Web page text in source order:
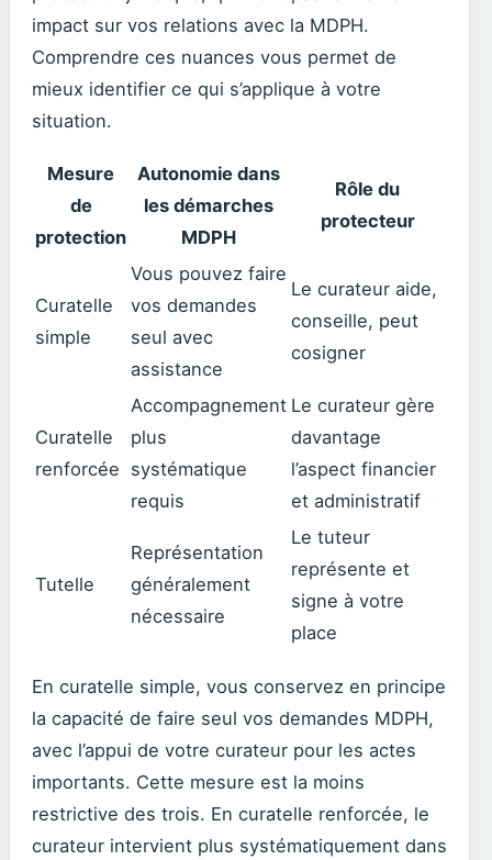
impact sur vos relations avec la MDPH.
Comprendre ces nuances vous permet de
mieux identifier ce qui s’applique à votre
situation.
Mesure
de
protection
Autonomie dans
les démarches
MDPH
Rôle du
protecteur
Curatelle
simple
Vous pouvez faire
vos demandes
seul avec
assistance
Le curateur aide,
conseille, peut
cosigner
Curatelle
renforcée
Accompagnement
plus
systématique
requis
Le curateur gère
davantage
l’aspect financier
et administratif
Tutelle
Représentation
généralement
nécessaire
Le tuteur
représente et
signe à votre
place
En curatelle simple, vous conservez en principe
la capacité de faire seul vos demandes MDPH,
avec l’appui de votre curateur pour les actes
importants. Cette mesure est la moins
restrictive des trois. En curatelle renforcée, le
curateur intervient plus systématiquement dans